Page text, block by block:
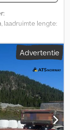
, laadruimte lengte:
= -
informatie =
toegestaan
Technische
informatie
20%
R 22.5 Dsdpfxozr
informatie
Advertentie